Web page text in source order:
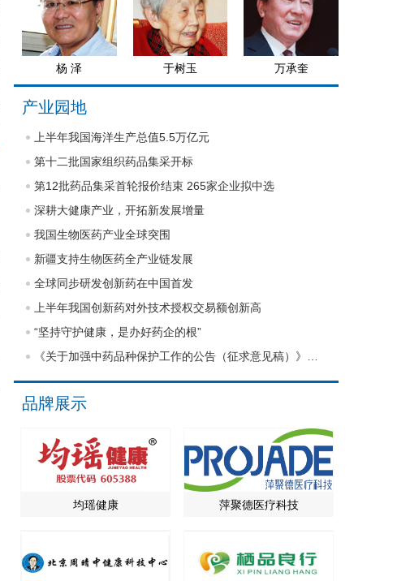
杨 泽 于树玉 万承奎
产业园地
上半年我国海洋生产总值5.5万亿元
第十二批国家组织药品集采开标
第12批药品集采首轮报价结束 265家企业拟中选
深耕大健康产业，开拓新发展增量
我国生物医药产业全球突围
新疆支持生物医药全产业链发展
全球同步研发创新药在中国首发
上半年我国创新药对外技术授权交易额创新高
“坚持守护健康，是办好药企的根”
品牌展示
均瑶健康 萍聚德医疗科技